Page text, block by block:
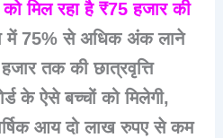
को मिल रहा है ₹75 हजार की
में 75% से अधिक अंक लाने
तक की छात्रवृत्ति
के ऐसे बच्चों को मिलेगी,
आय दो लाख रुपए से कम